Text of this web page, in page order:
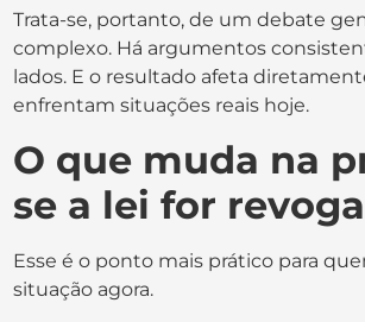
Trata-se, portanto, de um debate
complexo. Há argumentos
lados. E o resultado afeta
enfrentam situações reais hoje.
O que muda na
se a lei for
Esse é o ponto mais prático para
situação agora.